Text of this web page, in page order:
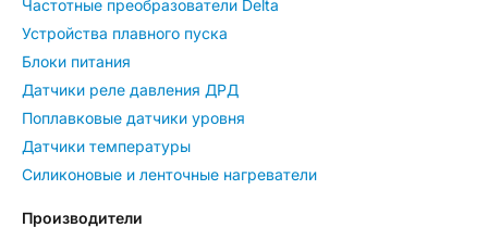
Частотные преобразователи Delta
Устройства плавного пуска
Блоки питания
Датчики реле давления ДРД
Поплавковые датчики уровня
Датчики температуры
Силиконовые и ленточные нагреватели
Производители